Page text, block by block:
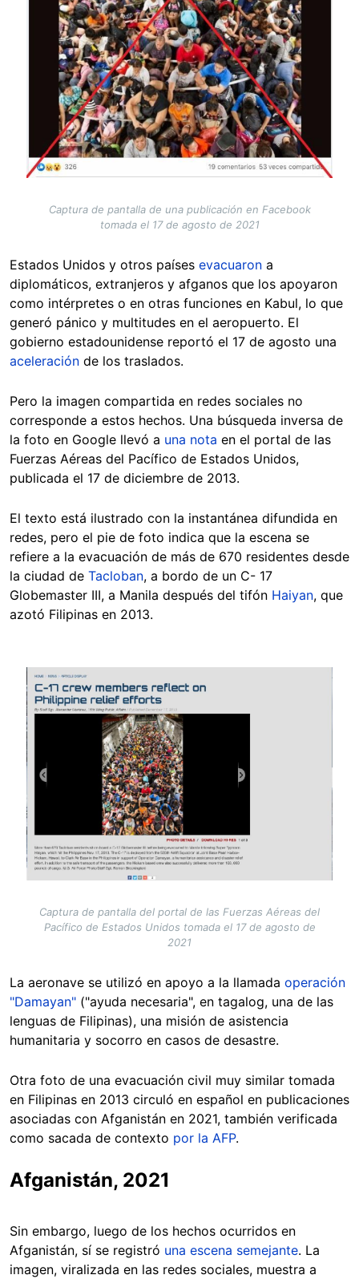
Captura de pantalla de una publicación en Facebook
tomada el 17 de agosto de 2021
Estados Unidos y otros países evacuaron a
diplomáticos, extranjeros y afganos que los apoyaron
como intérpretes o en otras funciones en Kabul, lo que
generó pánico y multitudes en el aeropuerto. El
gobierno estadounidense reportó el 17 de agosto una
aceleración de los traslados.
Pero la imagen compartida en redes sociales no
corresponde a estos hechos. Una búsqueda inversa de
la foto en Google llevó a una nota en el portal de las
Fuerzas Aéreas del Pacífico de Estados Unidos,
publicada el 17 de diciembre de 2013.
El texto está ilustrado con la instantánea difundida en
redes, pero el pie de foto indica que la escena se
refiere a la evacuación de más de 670 residentes desde
la ciudad de Tacloban, a bordo de un C- 17
Globemaster III, a Manila después del tifón Haiyan, que
azotó Filipinas en 2013.
Image
Captura de pantalla del portal de las Fuerzas Aéreas del
Pacífico de Estados Unidos tomada el 17 de agosto de
2021
La aeronave se utilizó en apoyo a la llamada operación
"Damayan" ("ayuda necesaria", en tagalog, una de las
lenguas de Filipinas), una misión de asistencia
humanitaria y socorro en casos de desastre.
Otra foto de una evacuación civil muy similar tomada
en Filipinas en 2013 circuló en español en publicaciones
asociadas con Afganistán en 2021, también verificada
como sacada de contexto por la AFP.
Afganistán, 2021
Sin embargo, luego de los hechos ocurridos en
Afganistán, sí se registró una escena semejante. La
imagen, viralizada en las redes sociales, muestra a